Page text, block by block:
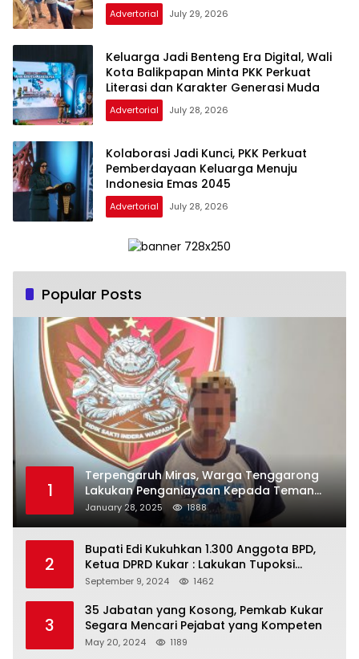
Advertorial July 29, 2026
Keluarga Jadi Benteng Era Digital, Wali
Kota Balikpapan Minta PKK Perkuat
Literasi dan Karakter Generasi Muda
Advertorial July 28, 2026
Kolaborasi Jadi Kunci, PKK Perkuat
Pemberdayaan Keluarga Menuju
Indonesia Emas 2045
Advertorial July 28, 2026
Popular Posts
1
Terpengaruh Miras, Warga Tenggarong
Lakukan Penganiayaan Kepada Teman
Sendiri
January 28, 2025 1888
2
Bupati Edi Kukuhkan 1.300 Anggota BPD,
Ketua DPRD Kukar : Lakukan Tupoksi
Dengan Baik Untuk Wujudkan
September 9, 2024 1462
3
35 Jabatan yang Kosong, Pemkab Kukar
Segara Mencari Pejabat yang Kompeten
May 20, 2024 1189